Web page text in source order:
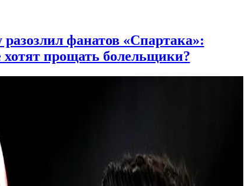
фанатов «Спартака»:
хотят прощать болельщики?